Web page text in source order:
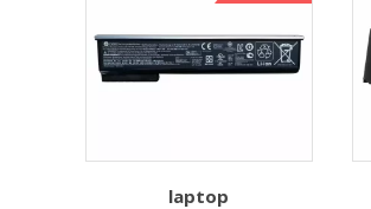
laptop